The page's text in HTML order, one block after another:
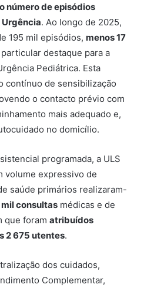
número de episódios
. Ao longo de 2025,
195 mil episódios, menos 17
destaque para a
Pediátrica. Esta
contínuo de sensibilização
o contacto prévio com
mais adequado e,
no domicílio.
programada, a ULS
volume expressivo de
saúde primários realizaram-
mil consultas médicas e de
que foramatribuídos
2 675 utentes.
dos cuidados,
Complementar,